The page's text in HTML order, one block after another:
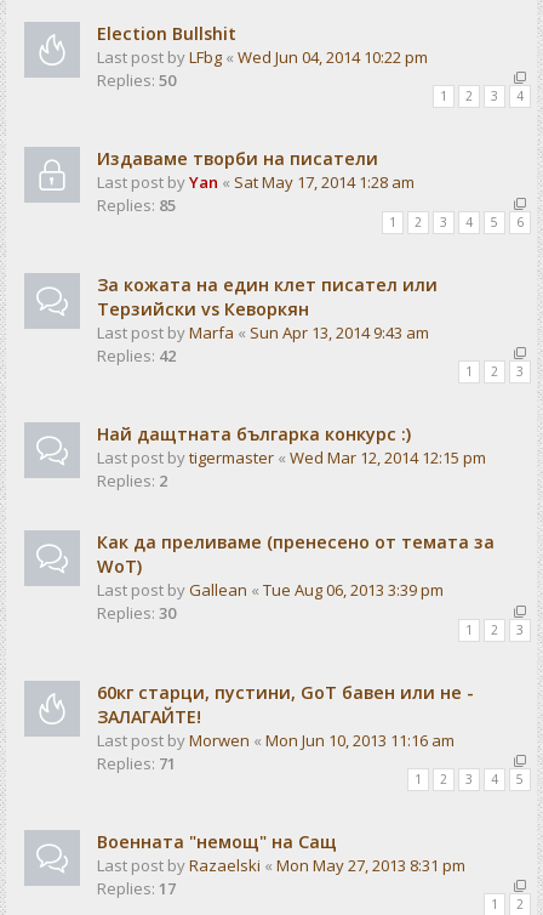
Election Bullshit
Last post byLFbg « Wed Jun 04, 2014 10:22 pm
Replies: 50
1 2 3 4
Издаваме творби на писатели
Last post byYan « Sat May 17, 2014 1:28 am
Replies: 85
1 2 3 4 5 6
За кожата на един клет писател или
Терзийски vs Кеворкян
Last post byMarfa « Sun Apr 13, 2014 9:43 am
Replies: 42
1 2 3
Най дащтната българка конкурс :)
Last post bytigermaster « Wed Mar 12, 2014 12:15 pm
Replies: 2
Как да преливаме (пренесено от темата за
WoT)
Last post byGallean « Tue Aug 06, 2013 3:39 pm
Replies: 30
1 2 3
60кг старци, пустини, GoT бавен или не -
ЗАЛАГАЙТЕ!
Last post byMorwen « Mon Jun 10, 2013 11:16 am
Replies: 71
1 2 3 4 5
Военната "немощ" на Сащ
Last post byRazaelski « Mon May 27, 2013 8:31 pm
Replies: 17
1 2